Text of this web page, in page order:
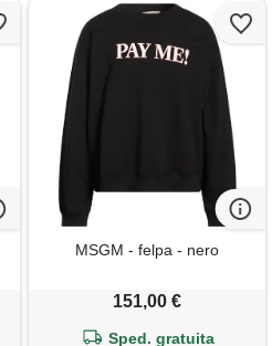
MSGM - felpa - nero
151,00 €
Sped. gratuita